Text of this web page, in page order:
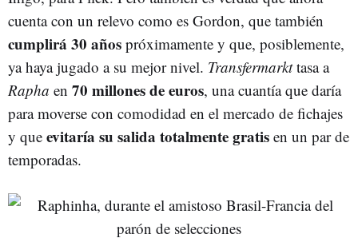
cuenta con un relevo como es Gordon, que también
cumplirá 30 años próximamente y que, posiblemente,
ya haya jugado a su mejor nivel. Transfermarkttasa a
Rapha en 70 millones de euros, una cuantía que daría
para moverse con comodidad en el mercado de fichajes
y que evitaría su salida totalmente gratis en un par de
temporadas.